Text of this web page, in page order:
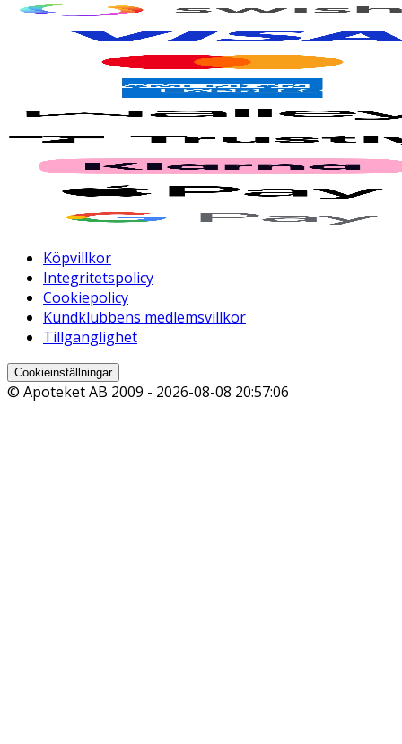
Köpvillkor
Integritetspolicy
Cookiepolicy
Kundklubbens medlemsvillkor
Tillgänglighet
Cookieinställningar
© Apoteket AB 2009 - 2026-08-08 20:57:06